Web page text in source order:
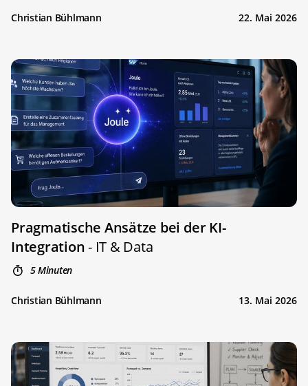
Christian Bühlmann 22. Mai 2026
Pragmatische Ansätze bei der KI-
Integration- IT & Data
5 Minuten
Christian Bühlmann 13. Mai 2026